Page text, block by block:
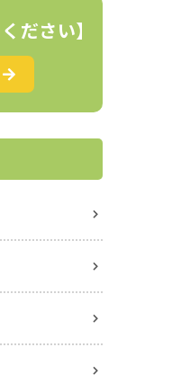
ださい】